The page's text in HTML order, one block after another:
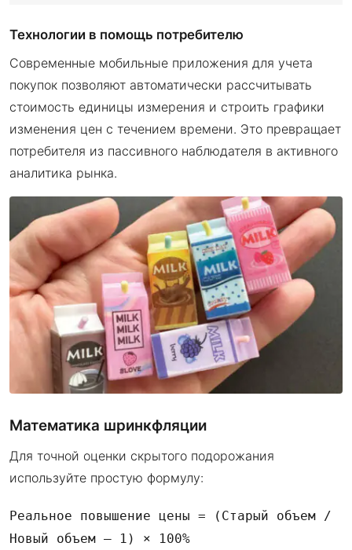
Технологии в помощь потребителю
Современные мобильные приложения для учета
покупок позволяют автоматически рассчитывать
стоимость единицы измерения и строить графики
изменения цен с течением времени. Это превращает
потребителя из пассивного наблюдателя в активного
аналитика рынка.
Математика шринкфляции
Для точной оценки скрытого подорожания
используйте простую формулу:
Реальное повышение цены = (Старый объем /
Новый объем — 1) × 100%